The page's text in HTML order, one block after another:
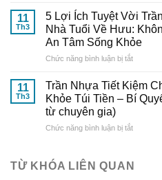
Gỗ
Nhựa
Đông
Mỹ
Cho
Ngôi
Tuổi
Hưu
Nhà
Cực
Dễ
–
Hướng
Chi
Tiết
Nhựa
Nhựa
Tiết
Kiệm
Chi
Phí:
Pháp
Hoàn
Hảo
So
Tiết
11
Th3
5 Lợi Ích Tuyệt Vời
Nhà Tuổi Về Hưu:
An Tâm Sống Khỏe
Chức năng bình luận bị tắtở
Lợi
Ích
Tuyệt
Trần
Lại
11
Th3
Trần Nhựa Tiết Kiệm
Khỏe Túi Tiền – Bí
từ chuyên gia)
Chức năng bình luận bị tắtở
Tiết
TỪ KHÓA LIÊN QUAN